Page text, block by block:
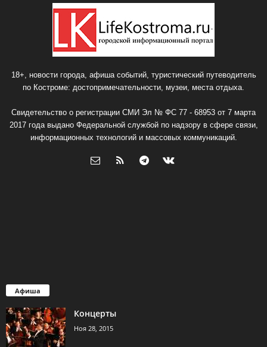
18+, новости города, афиша событий, туристический путеводитель
по Костроме: достопримечательности, музеи, места отдыха.
Свидетельство о регистрации СМИ Эл № ФС 77 - 68953 от 7 марта
2017 года выдано Федеральной службой по надзору в сфере связи,
информационных технологий и массовых коммуникаций.
Афиша
Концерты
Ноя 28, 2015